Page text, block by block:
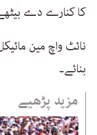
کا کنارے دے
بنائے۔
مزید پڑھیے